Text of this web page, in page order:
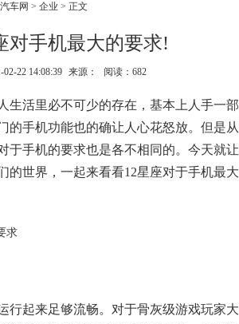
车网 > 企业 > 正文
对手机最大的要求!
02-22 14:08:39 来源： 阅读：682
生活里必不可少的存在，基本上人手一部
的手机功能也的确让人心花怒放。但是从
于手机的要求也是各不相同的。今天就让
的世界，一起来看看12星座对于手机最大
行起来足够流畅。对于骨灰级游戏玩家大